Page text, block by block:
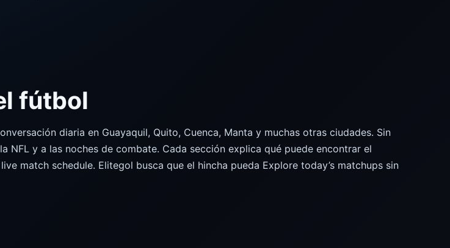
fútbol
diaria en Guayaquil, Quito, Cuenca, Manta y muchas otras ciudades. Sin
y a las noches de combate. Cada sección explica qué puede encontrar el
match schedule. Elitegol busca que el hincha pueda Explore today’s matchups sin